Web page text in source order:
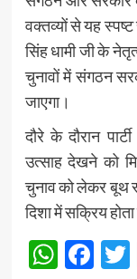
वक्तव्यों से यह स्पष्ट
सिंह धामी जी के
चुनावों में संगठन
जाएगा।
दौरे के दौरान
उत्साह देखने को
चुनाव को लेकर बूथ
दिशा में सक्रिय